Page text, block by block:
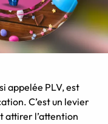
appelée PLV, est
C’est un levier
attirer l’attention